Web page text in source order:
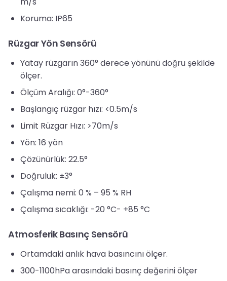
Koruma: IP65
Rüzgar Yön Sensörü
Yatay rüzgarın 360° derece yönünü doğru şekilde
ölçer.
Ölçüm Aralığı: 0°-360°
Başlangıç rüzgar hızı: <0.5m/s
Limit Rüzgar Hızı: >70m/s
Yön: 16 yön
Çözünürlük: 22.5°
Doğruluk: ±3°
Çalışma nemi: 0 % – 95 % RH
Çalışma sıcaklığı: -20 °C- +85 °C
Atmosferik Basınç Sensörü
Ortamdaki anlık hava basıncını ölçer.
300-1100hPa arasındaki basınç değerini ölçer